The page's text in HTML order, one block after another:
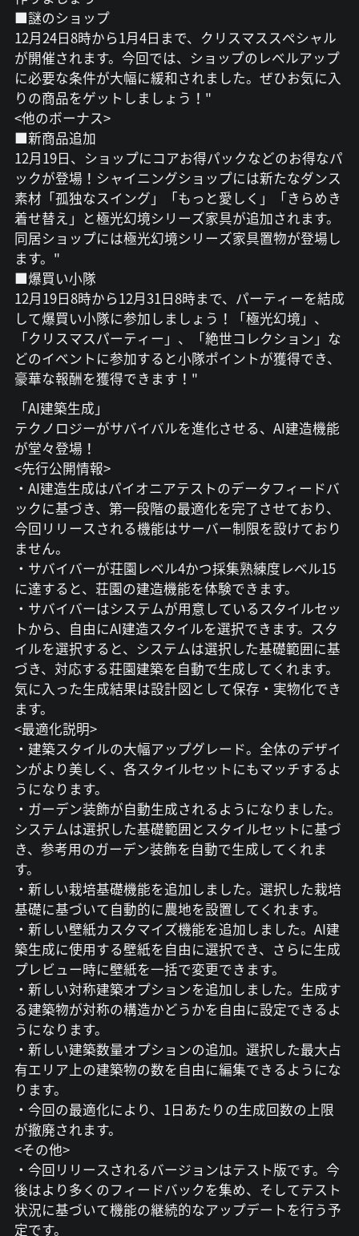
■謎のショップ
12月24日8時から1月4日まで、クリスマススペシャル
が開催されます。今回では、ショップのレベルアップ
に必要な条件が大幅に緩和されました。ぜひお気に入
りの商品をゲットしましょう！"
<他のボーナス>
■新商品追加
12月19日、ショップにコアお得パックなどのお得なパ
ックが登場！シャイニングショップには新たなダンス
素材「孤独なスイング」「もっと愛しく」「きらめき
着せ替え」と極光幻境シリーズ家具が追加されます。
同居ショップには極光幻境シリーズ家具置物が登場し
ます。"
■爆買い小隊
12月19日8時から12月31日8時まで、パーティーを結成
して爆買い小隊に参加しましょう！「極光幻境」、
「クリスマスパーティー」、「絶世コレクション」な
どのイベントに参加すると小隊ポイントが獲得でき、
豪華な報酬を獲得できます！"
「AI建築生成」
テクノロジーがサバイバルを進化させる、AI建造機能
が堂々登場！
<先行公開情報>
・AI建造生成はパイオニアテストのデータフィードバ
ックに基づき、第一段階の最適化を完了させており、
今回リリースされる機能はサーバー制限を設けており
ません。
・サバイバーが荘園レベル4かつ採集熟練度レベル15
に達すると、荘園の建造機能を体験できます。
・サバイバーはシステムが用意しているスタイルセッ
トから、自由にAI建造スタイルを選択できます。スタ
イルを選択すると、システムは選択した基礎範囲に基
づき、対応する荘園建築を自動で生成してくれます。
気に入った生成結果は設計図として保存・実物化でき
ます。
<最適化説明>
・建築スタイルの大幅アップグレード。全体のデザイ
ンがより美しく、各スタイルセットにもマッチするよ
うになります。
・ガーデン装飾が自動生成されるようになりました。
システムは選択した基礎範囲とスタイルセットに基づ
き、参考用のガーデン装飾を自動で生成してくれま
す。
・新しい栽培基礎機能を追加しました。選択した栽培
基礎に基づいて自動的に農地を設置してくれます。
・新しい壁紙カスタマイズ機能を追加しました。AI建
築生成に使用する壁紙を自由に選択でき、さらに生成
プレビュー時に壁紙を一括で変更できます。
・新しい対称建築オプションを追加しました。生成す
る建築物が対称の構造かどうかを自由に設定できるよ
うになります。
・新しい建築数量オプションの追加。選択した最大占
有エリア上の建築物の数を自由に編集できるようにな
ります。
・今回の最適化により、1日あたりの生成回数の上限
が撤廃されます。
<その他>
・今回リリースされるバージョンはテスト版です。今
後はより多くのフィードバックを集め、そしてテスト
状況に基づいて機能の継続的なアップデートを行う予
定です。